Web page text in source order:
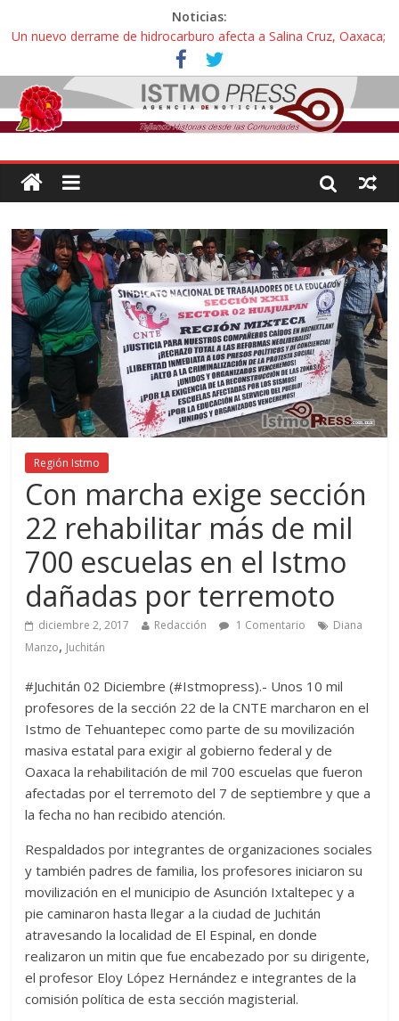
Noticias:
Un nuevo derrame de hidrocarburo afecta a Salina Cruz, Oaxaca;
ahora pescadores de Salinas del Marqués denuncian daños de
Pemex
Ángel, el joven autista expulsado por la Universidad Bienestar de
Ixtepec, Oaxaca vuelve a las aulas tras amparo
Familiares de periodista Alejandro Leyva se reúnen con titular de
intelectuales de su asesinato
Alertan pescadores de Juchitán, Oaxaca de nuevo despojo de su
Pescadores y comuneros ikoots detienen la extracción ilegal de
material pétreo de gravera Oyamel
Región Istmo
Con marcha exige sección
22 rehabilitar más de mil
700 escuelas en el Istmo
dañadas por terremoto
diciembre 2, 2017 Redacción 1 Comentario
Diana
Manzo, Juchitán
#Juchitán 02 Diciembre (#Istmopress).- Unos 10 mil
profesores de la sección 22 de la CNTE marcharon en el
Istmo de Tehuantepec como parte de su movilización
masiva estatal para exigir al gobierno federal y de
Oaxaca la rehabilitación de mil 700 escuelas que fueron
afectadas por el terremoto del 7 de septiembre y que a
la fecha no han recibido atención.
Respaldados por integrantes de organizaciones sociales
y también padres de familia, los profesores iniciaron su
movilización en el municipio de Asunción Ixtaltepec y a
pie caminaron hasta llegar a la ciudad de Juchitán
atravesando la localidad de El Espinal, en donde
realizaron un mitin que fue encabezado por su dirigente,
el profesor Eloy López Hernández e integrantes de la
comisión política de esta sección magisterial.